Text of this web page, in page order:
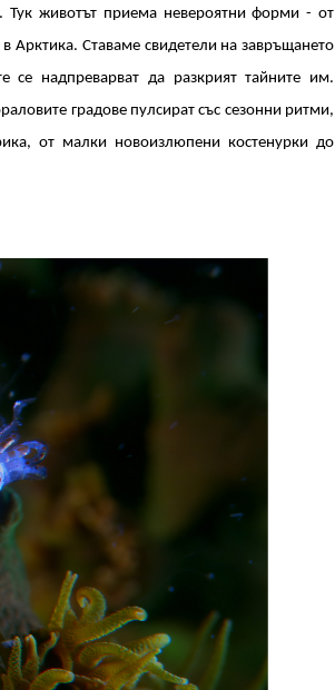
Тук животът приема невероятни форми - от
Арктика. Ставаме свидетели на завръщането
се надпреварват да разкрият тайните им.
градове пулсират със сезонни ритми,
от малки новоизлюпени костенурки до